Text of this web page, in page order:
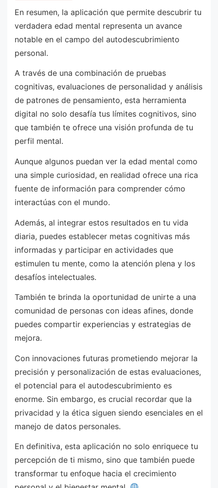
En resumen, la aplicación que permite descubrir tu
verdadera edad mental representa un avance
notable en el campo del autodescubrimiento
personal.
A través de una combinación de pruebas
cognitivas, evaluaciones de personalidad y análisis
de patrones de pensamiento, esta herramienta
digital no solo desafía tus límites cognitivos, sino
que también te ofrece una visión profunda de tu
perfil mental.
Aunque algunos puedan ver la edad mental como
una simple curiosidad, en realidad ofrece una rica
fuente de información para comprender cómo
interactúas con el mundo.
Además, al integrar estos resultados en tu vida
diaria, puedes establecer metas cognitivas más
informadas y participar en actividades que
estimulen tu mente, como la atención plena y los
desafíos intelectuales.
También te brinda la oportunidad de unirte a una
comunidad de personas con ideas afines, donde
puedes compartir experiencias y estrategias de
mejora.
Con innovaciones futuras prometiendo mejorar la
precisión y personalización de estas evaluaciones,
el potencial para el autodescubrimiento es
enorme. Sin embargo, es crucial recordar que la
privacidad y la ética siguen siendo esenciales en el
manejo de datos personales.
En definitiva, esta aplicación no solo enriquece tu
percepción de ti mismo, sino que también puede
transformar tu enfoque hacia el crecimiento